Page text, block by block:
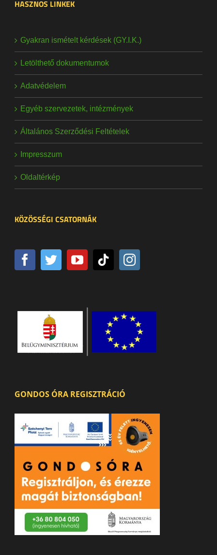
HASZNOS LINKEK
Gyakran ismételt kérdések (GY.I.K.)
Letölthető dokumentumok
Adatvédelem
Egyéb szervezetek, intézmények
Általános Szerződési Feltételek
Impresszum
Oldaltérkép
KÖZÖSSÉGI CSATORNÁK
GONDOS ÓRA REGISZTRÁCIÓ